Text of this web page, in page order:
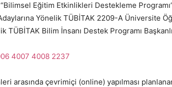
Eğitim Etkinlikleri Destekleme
Yönelik TÜBİTAK 2209-A Üniversite
TÜBİTAK Bilim İnsanı Destek Programı
4007 4008 2237
arasında çevrimiçi (online) yapılması